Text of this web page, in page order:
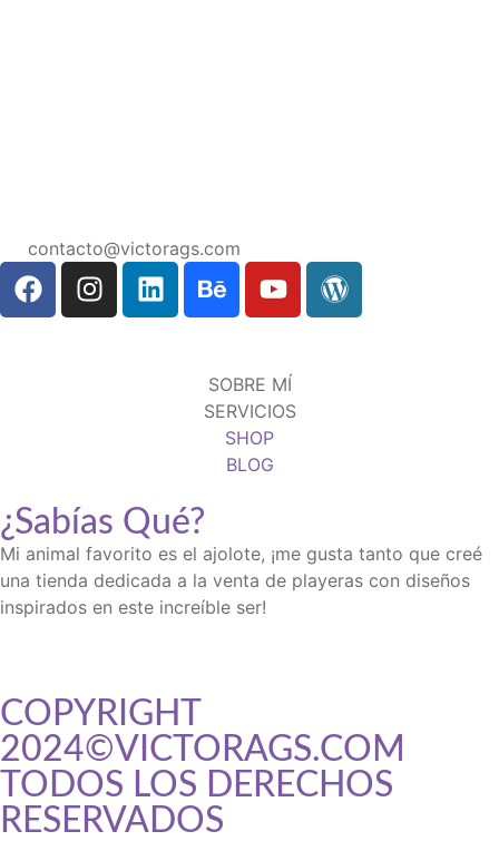
contacto@victorags.com
SOBRE MÍ
SERVICIOS
SHOP
BLOG
¿Sabías Qué?
Mi animal favorito es el ajolote, ¡me gusta tanto que creé
una tienda dedicada a la venta de playeras con diseños
inspirados en este increíble ser!
COPYRIGHT
2024©VICTORAGS.COM
TODOS LOS DERECHOS
RESERVADOS